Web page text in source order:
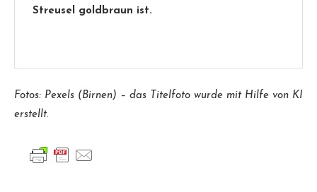
Streusel goldbraun ist.
Fotos: Pexels (Birnen) – das Titelfoto wurde mit Hilfe von KI
erstellt.